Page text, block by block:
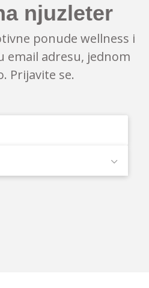
njuzleter
ponude wellness i
email adresu, jednom
Prijavite se.